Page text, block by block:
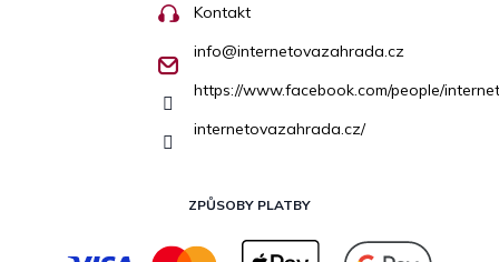
Kontakt
info@internetovazahrada.cz
https://www.facebook.com/people/
internetovazahrada.cz/
ZPŮSOBY PLATBY